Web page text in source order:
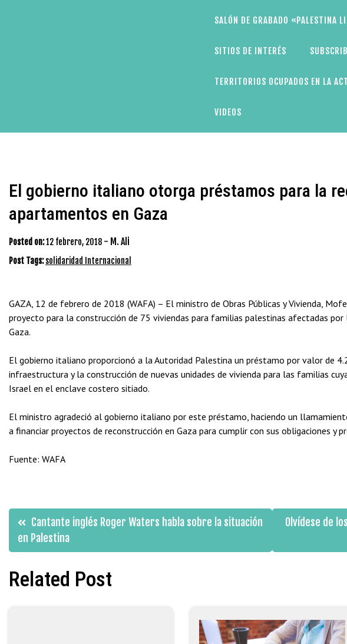
SALÓN DE GRABADO «PALESTINA
SITIOS DE INTERÉS
TERRITORIOS OCUPADOS EN LA
VIDEOS
El gobierno italiano otorga préstamos para la
apartamentos en Gaza
Posted on:12 febrero, 2018 - M. Ali
Post Tags:solidaridad Internacional
GAZA, 12 de febrero de 2018 (WAFA) – El ministro de Obras Públicas y Vivienda,
proyecto para la construcción de 75 viviendas para familias palestinas afectadas
Gaza.
El gobierno italiano proporcionó a la Autoridad Palestina un préstamo por valor de
infraestructura y la construcción de nuevas unidades de vivienda para las familias
Israel en el enclave costero sitiado.
El ministro agradeció al gobierno italiano por este préstamo, haciendo un
a financiar proyectos de reconstrucción en Gaza para cumplir con sus obligaciones y
Fuente: WAFA
Navegación
de
entradas
Cantante inglés Roger Waters habla sobre la situación
en Palestina
Olvídese de
Related Post